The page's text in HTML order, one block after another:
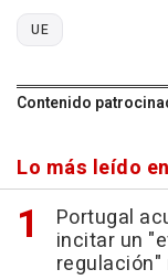
UE
Contenido
Lo más leído
Portugal
incitar un